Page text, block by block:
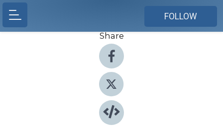
FOLLOW
Share